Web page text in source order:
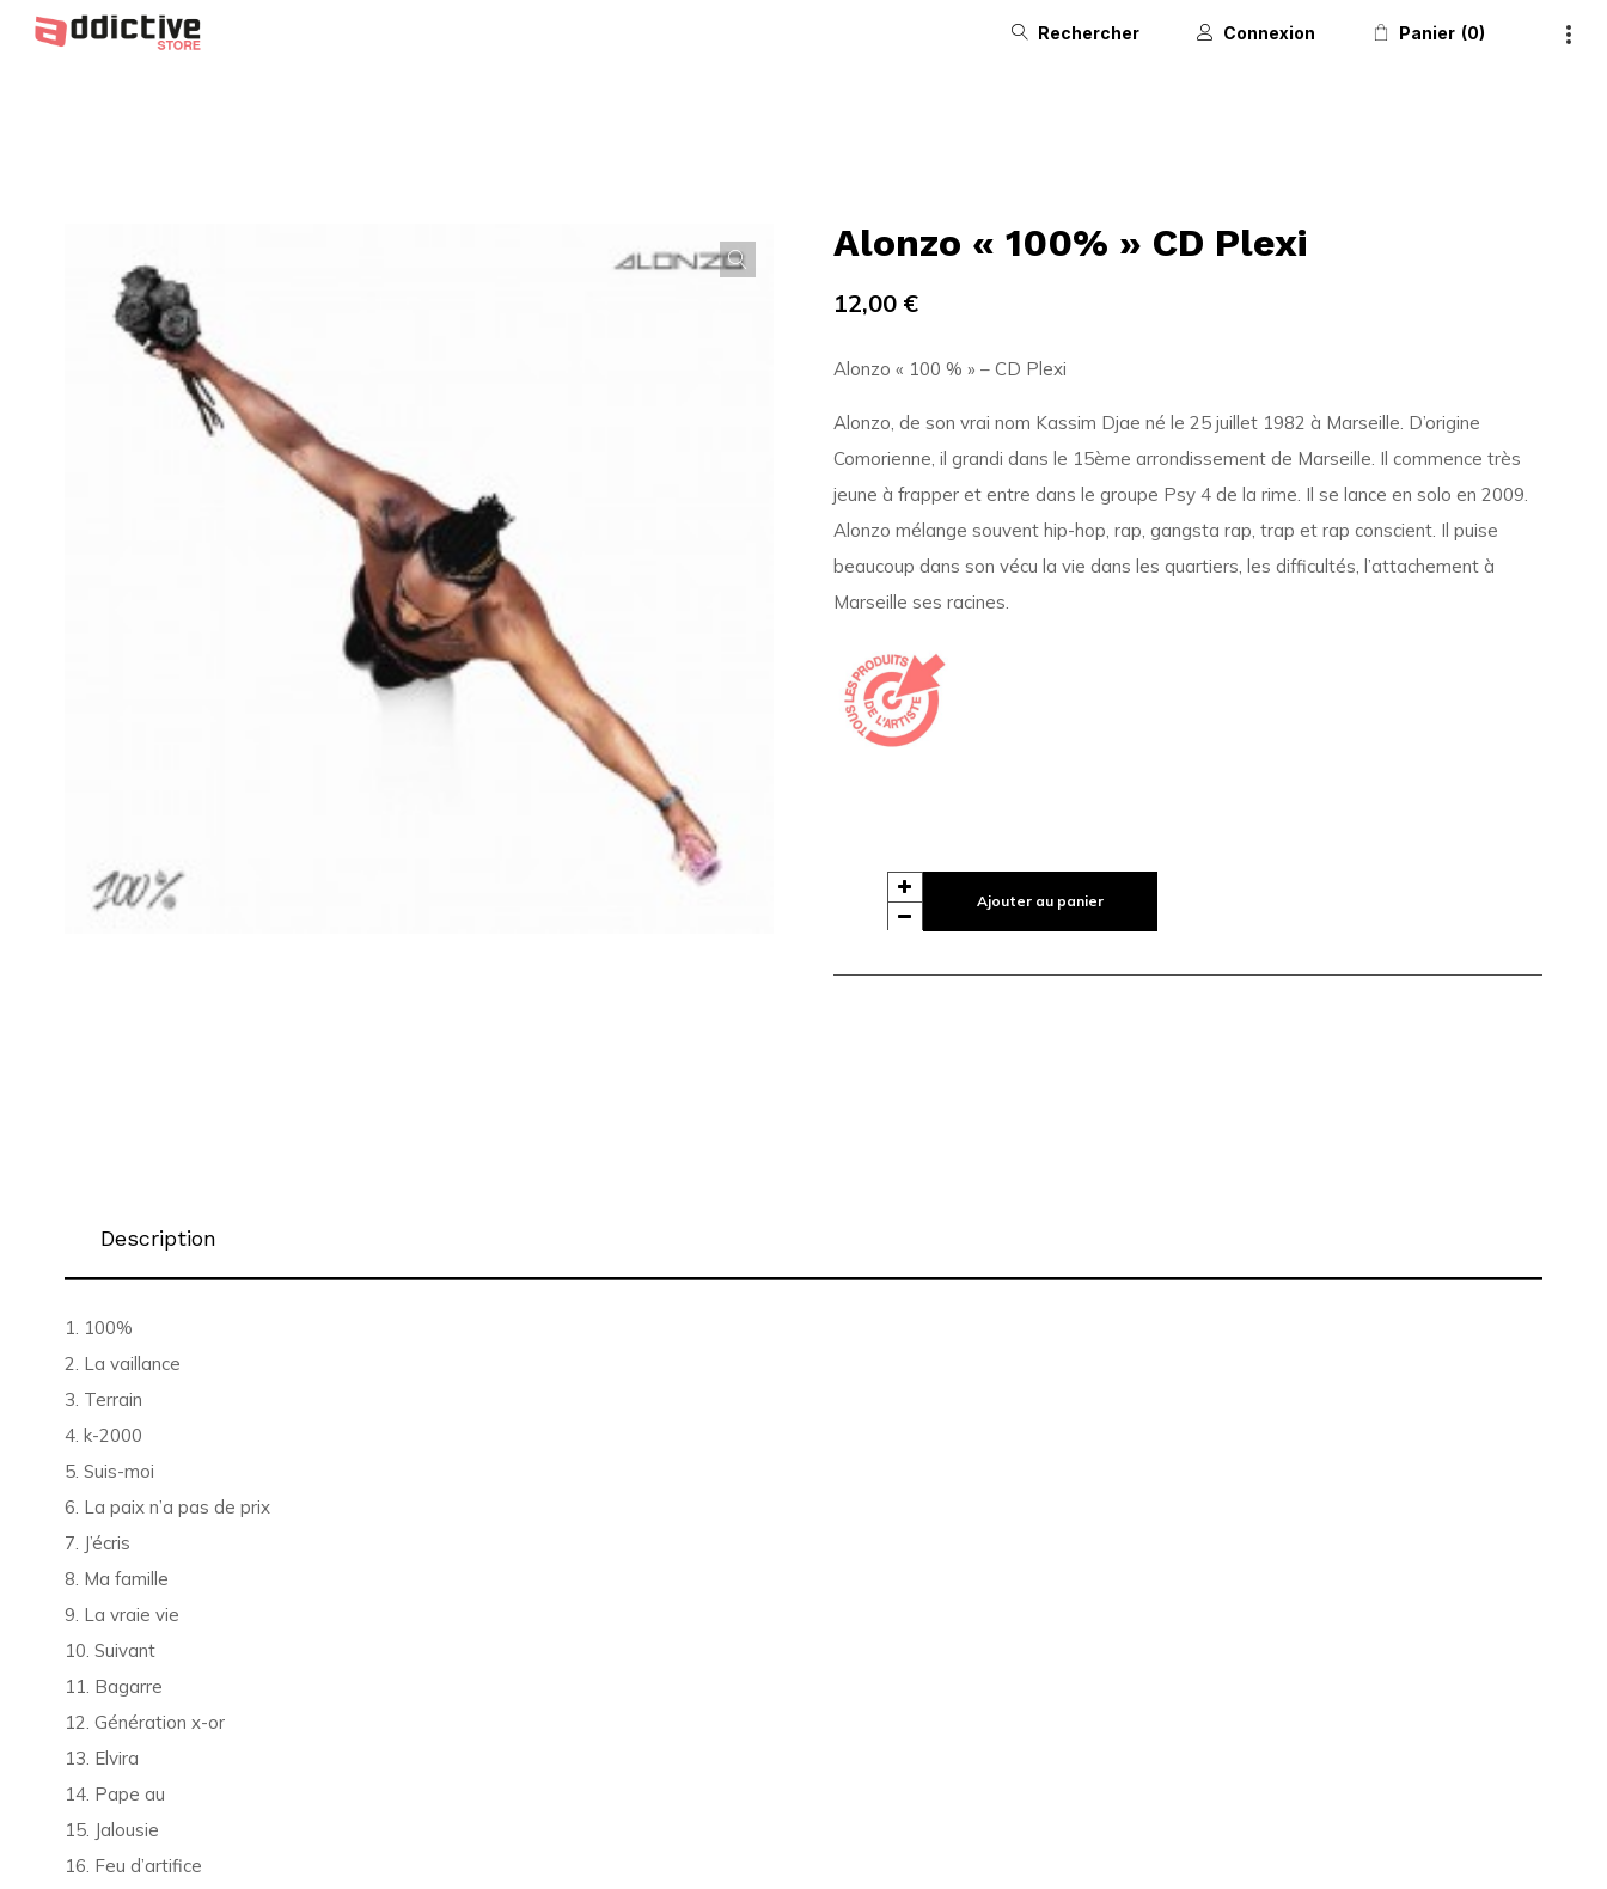
Rechercher Connexion Panier 0
Alonzo « 100% » CD Plexi
12,00 €
Alonzo « 100 % » – CD Plexi
Alonzo, de son vrai nom Kassim Djae né le 25 juillet 1982 à Marseille. D’origine
Comorienne, il grandi dans le 15ème arrondissement de Marseille. Il commence très
jeune à frapper et entre dans le groupe Psy 4 de la rime. Il se lance en solo en 2009.
Alonzo mélange souvent hip-hop, rap, gangsta rap, trap et rap conscient. Il puise
beaucoup dans son vécu la vie dans les quartiers, les difficultés, l’attachement à
Marseille ses racines.
Ajouter au panier
Description
1. 100%
2. La vaillance
3. Terrain
4. k-2000
5. Suis-moi
6. La paix n’a pas de prix
7. J’écris
8. Ma famille
9. La vraie vie
10. Suivant
11. Bagarre
12. Génération x-or
13. Elvira
14. Pape au
15. Jalousie
16. Feu d’artifice